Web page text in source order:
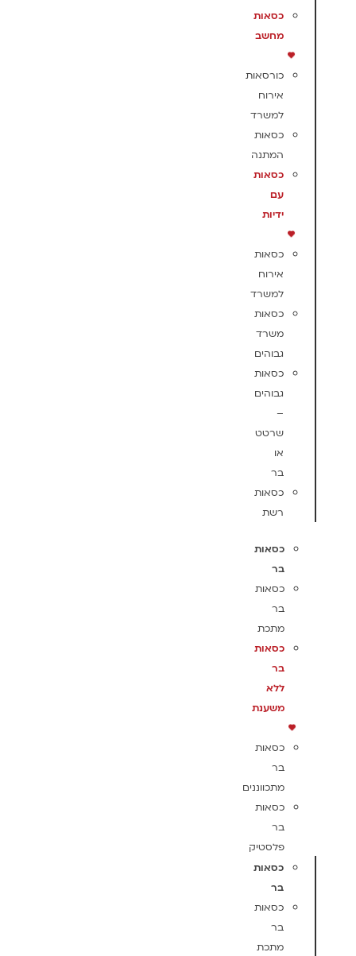
כסאות
מחשב
כורסאות
אירוח
למשרד
כסאות
המתנה
כסאות
עם
ידיות
כסאות
אירוח
למשרד
כסאות
משרד
גבוהים
כסאות
גבוהים
–
שרטט
או
בר
כסאות
רשת
כסאות
בר
כסאות
בר
מתכת
כסאות
בר
ללא
משענת
כסאות
בר
מתכווננים
כסאות
בר
פלסטיק
כסאות
בר
כסאות
בר
מתכת